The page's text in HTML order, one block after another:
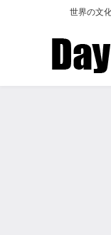
世界の文